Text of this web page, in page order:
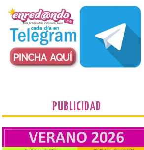
Un Bien de Interés
Cultural abandonado
desde 1949. Los
procuradores leonesistas
plantean que la Junta
contacte cuanto antes con los
propietarios para exigirles medidas
La Universidad de León
distribuye folletos con la
programación del evento
PUBLICIDAD